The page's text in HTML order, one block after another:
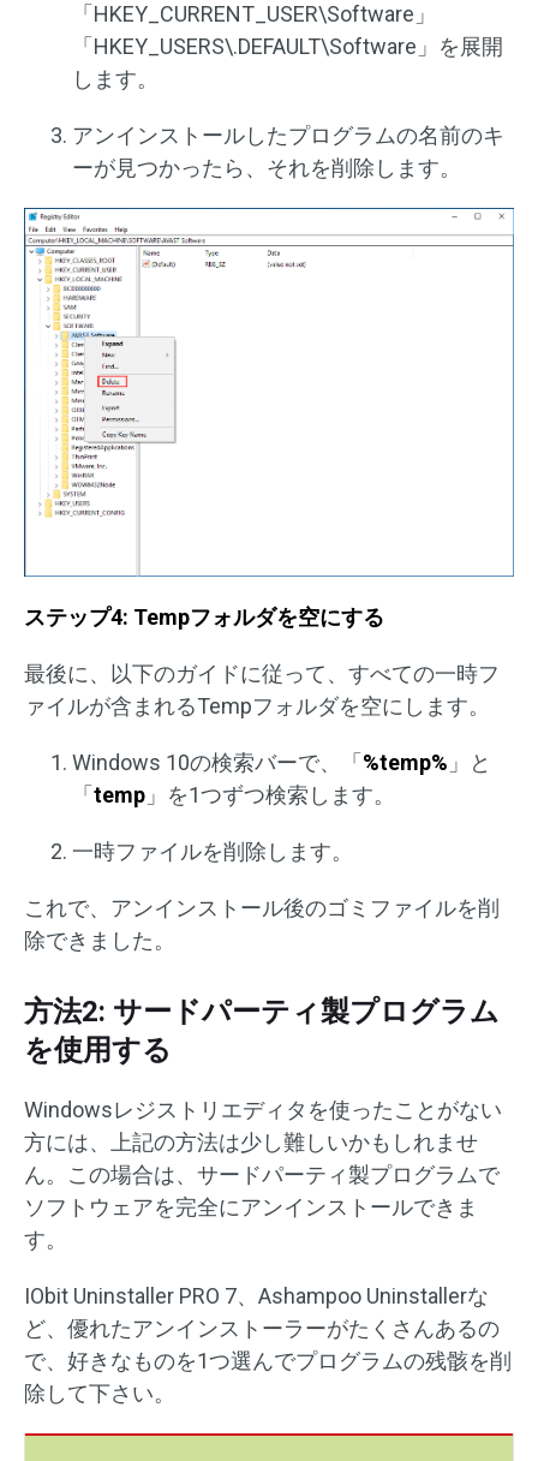
「HKEY_CURRENT_USER\Software」
「HKEY_USERS\.DEFAULT\Software」を展開
します。
アンインストールしたプログラムの名前のキ
ーが見つかったら、それを削除します。
ステップ4: Tempフォルダを空にする
最後に、以下のガイドに従って、すべての一時フ
ァイルが含まれるTempフォルダを空にします。
Windows 10の検索バーで、「%temp% 」と
「temp 」を1つずつ検索します。
一時ファイルを削除します。
これで、アンインストール後のゴミファイルを削
除できました。
方法2: サードパーティ製プログラム
を使用する
Windowsレジストリエディタを使ったことがない
方には、上記の方法は少し難しいかもしれませ
ん。この場合は、サードパーティ製プログラムで
ソフトウェアを完全にアンインストールできま
す。
IObit Uninstaller PRO 7、Ashampoo Uninstallerな
ど、優れたアンインストーラーがたくさんあるの
で、好きなものを1つ選んでプログラムの残骸を削
除して下さい。